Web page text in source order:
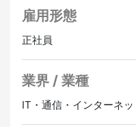
【期待する人物像】
を任せられる方。
・将来のために役⽴つ
・新しい技術や情報を
・成長したい、スキル
たい方。
・自動車車体解析
・オートバイの車体設計
・デジタルカメラのフォ
興味を 叶えることがで
雇用形態
正社員
業界 / 業種
IT・通信・インターネ